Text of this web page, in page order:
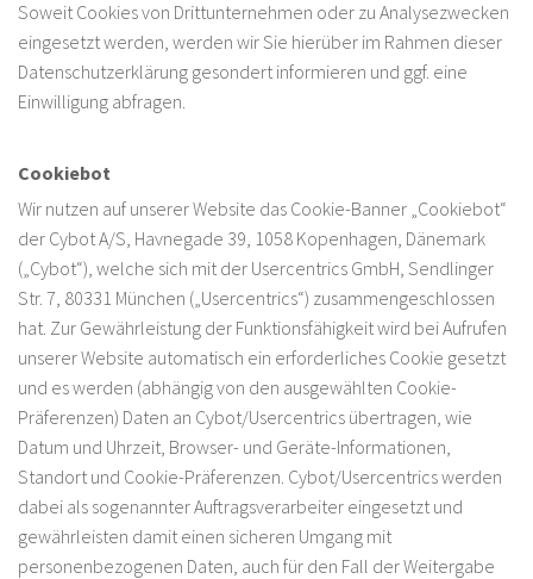
Soweit Cookies von Drittunternehmen oder zu Analysezwecken
eingesetzt werden, werden wir Sie hierüber im Rahmen dieser
Datenschutzerklärung gesondert informieren und ggf. eine
Einwilligung abfragen.
Cookiebot
Wir nutzen auf unserer Website das Cookie-Banner „Cookiebot“
der Cybot A/S, Havnegade 39, 1058 Kopenhagen, Dänemark
(„Cybot“), welche sich mit der Usercentrics GmbH, Sendlinger
Str. 7, 80331 München („Usercentrics“) zusammengeschlossen
hat. Zur Gewährleistung der Funktionsfähigkeit wird bei Aufrufen
unserer Website automatisch ein erforderliches Cookie gesetzt
und es werden (abhängig von den ausgewählten Cookie-
Präferenzen) Daten an Cybot/Usercentrics übertragen, wie
Datum und Uhrzeit, Browser- und Geräte-Informationen,
Standort und Cookie-Präferenzen. Cybot/Usercentrics werden
dabei als sogenannter Auftragsverarbeiter eingesetzt und
gewährleisten damit einen sicheren Umgang mit
personenbezogenen Daten, auch für den Fall der Weitergabe